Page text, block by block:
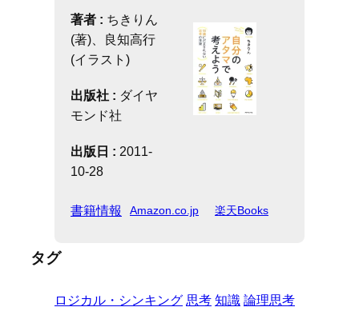
著者 : ちきりん
(著)、良知高行
(イラスト)
出版社 : ダイヤ
モンド社
出版日 : 2011-
10-28
書籍情報 Amazon.co.jp 楽天Books
タグ
ロジカル・シンキング 思考 知識 論理思考